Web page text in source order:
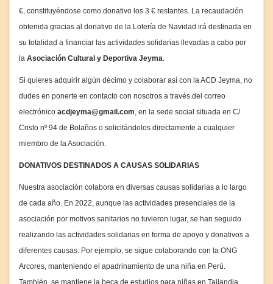
€, constituyéndose como donativo los 3 € restantes. La recaudación
obtenida gracias al donativo de la Lotería de Navidad irá destinada en
su totalidad a financiar las actividades solidarias llevadas a cabo por
la Asociación Cultural y Deportiva Jeyma
Si quieres adquirir algún décimo y colaborar así con la ACD Jeyma, no
dudes en ponerte en contacto con nosotros a través del correo
electrónico acdjeyma@gmail.com , en la sede social situada en C/
Cristo nº 94 de Bolaños o solicitándolos directamente a cualquier
miembro de la Asociación.
DONATIVOS DESTINADOS A CAUSAS SOLIDARIAS
Nuestra asociación colabora en diversas causas solidarias a lo largo
de cada año. En 2022, aunque las actividades presenciales de la
asociación por motivos sanitarios no tuvieron lugar, se han seguido
realizando las actividades solidarias en forma de apoyo y donativos a
diferentes causas. Por ejemplo, se sigue colaborando con la ONG
Arcores, manteniendo el apadrinamiento de una niña en Perú.
También, se mantiene la beca de estudios para niñas en Tailandia